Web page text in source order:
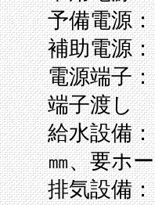
予備電源
補助電源
電源端子
端子渡し
給水設備
㎜、要ホ
排気設備